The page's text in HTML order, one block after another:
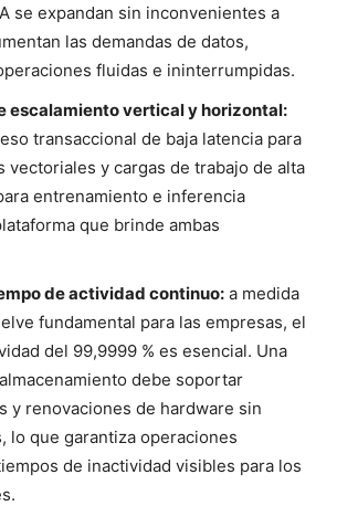
se expandan sin inconvenientes a
las demandas de datos,
fluidas e ininterrumpidas.
escalamiento vertical y horizontal:
transaccional de baja latencia para
vectoriales y cargas de trabajo de alta
entrenamiento e inferencia
que brinde ambas
de actividad continuo: a medida
fundamental para las empresas, el
del 99,9999 % es esencial. Una
debe soportar
y renovaciones de hardware sin
lo que garantiza operaciones
de inactividad visibles para los